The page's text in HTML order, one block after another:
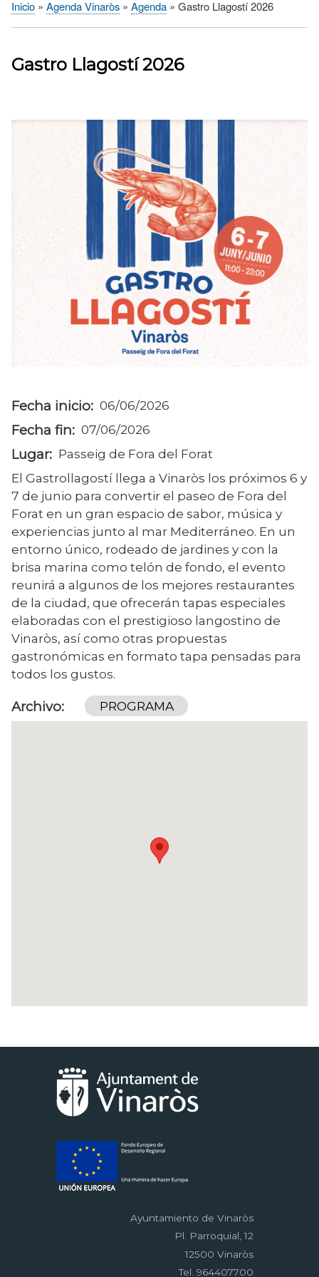
Sobrescribir
de
ayuda
navegación
Inicio Agenda Vinaròs Agenda Gastro Llagostí 2026
Gastro Llagostí 2026
Fecha inicio 06/06/2026
Fecha fin 07/06/2026
Lugar
Passeig de Fora del Forat
El Gastrollagostí llega a Vinaròs los próximos 6 y
7 de junio para convertir el paseo de Fora del
Forat en un gran espacio de sabor, música y
experiencias junto al mar Mediterráneo. En un
entorno único, rodeado de jardines y con la
brisa marina como telón de fondo, el evento
reunirá a algunos de los mejores restaurantes
de la ciudad, que ofrecerán tapas especiales
elaboradas con el prestigioso langostino de
Vinaròs, así como otras propuestas
gastronómicas en formato tapa pensadas para
todos los gustos.
Archivo PROGRAMA
Ayuntamiento de Vinaròs
Pl. Parroquial, 12
12500 Vinaròs
Tel. 964407700